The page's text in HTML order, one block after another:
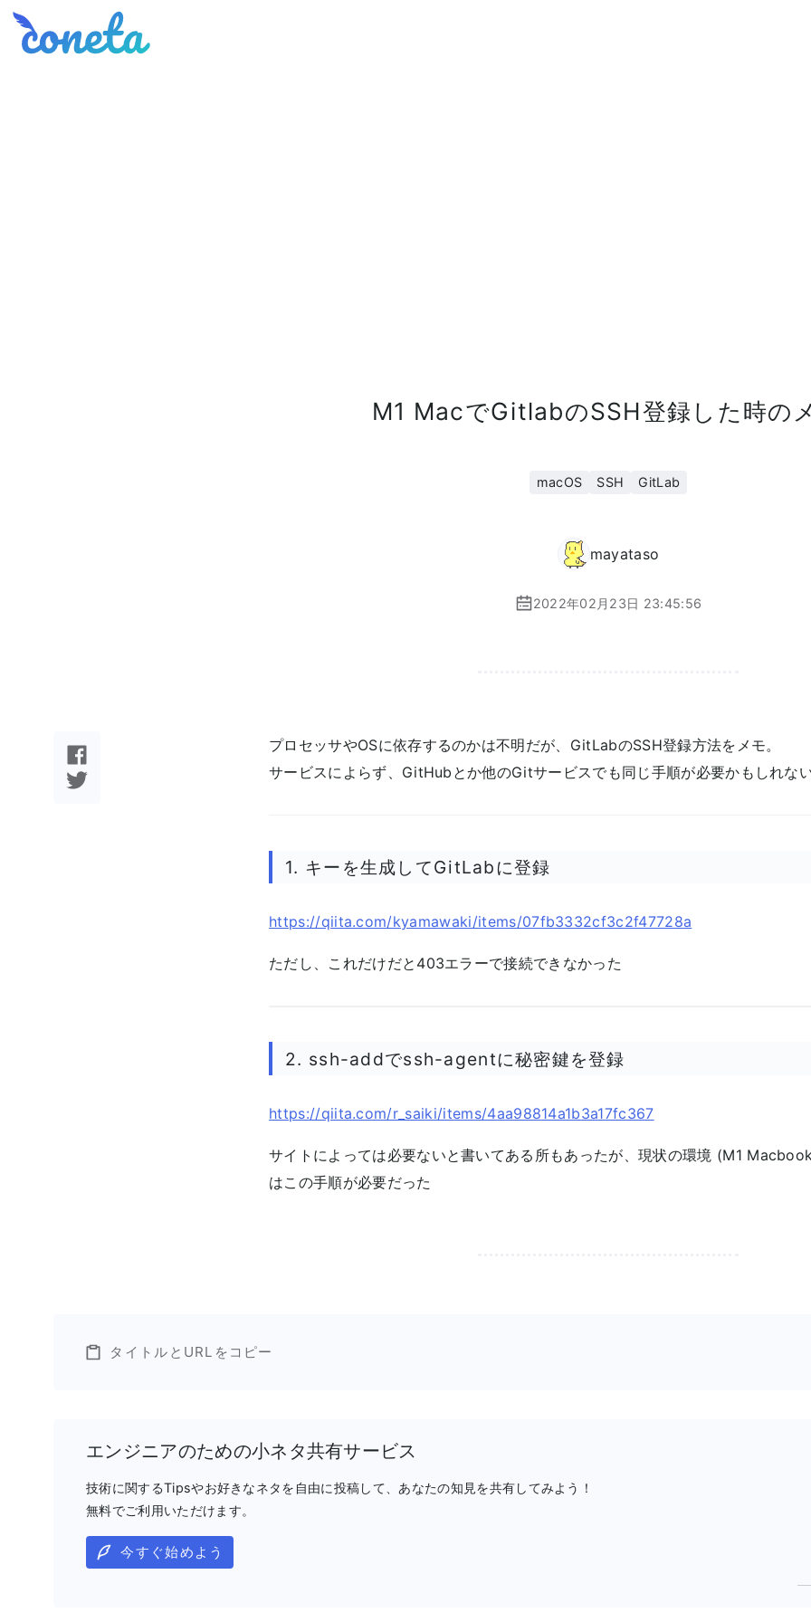
Coneta
M1 MacでGitlabのSSH登録した時の
macOS SSH GitLab
mayataso
2022年02月23日 23:45:56
プロセッサやOSに依存するのかは不明だが、GitLabのSSH登録方法をメモ。
サービスによらず、GitHubとか他のGitサービスでも同じ手順が必要かもしれな
1. キーを生成してGitLabに登録
https://qiita.com/kyamawaki/items/07fb3332cf3c2f47728a
ただし、これだけだと403エラーで接続できなかった
2. ssh-addでssh-agentに秘密鍵を登録
https://qiita.com/r_saiki/items/4aa98814a1b3a17fc367
サイトによっては必要ないと書いてある所もあったが、現状の環境 (M1
はこの手順が必要だった
タイトルとURLをコピー
エンジニアのための小ネタ共有サービス
技術に関するTipsやお好きなネタを自由に投稿して、あなたの知見を共有してみよう！
無料でご利用いただけます。
今すぐ始めよう